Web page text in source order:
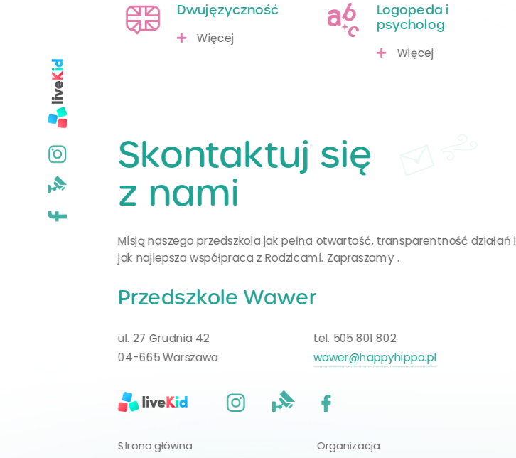
Dwujęzyczność
Więcej
Logopeda i
psycholog
Więcej
Skontaktuj się
z nami
Misją naszego przedszkola jak pełna otwartość, transparentność działań i
jak najlepsza współpraca z Rodzicami. Zapraszamy .
Przedszkole Wawer
ul. 27 Grudnia 42
04-665 Warszawa
tel. 505 801 802
wawer@happyhippo.pl
Strona główna
Organizacja